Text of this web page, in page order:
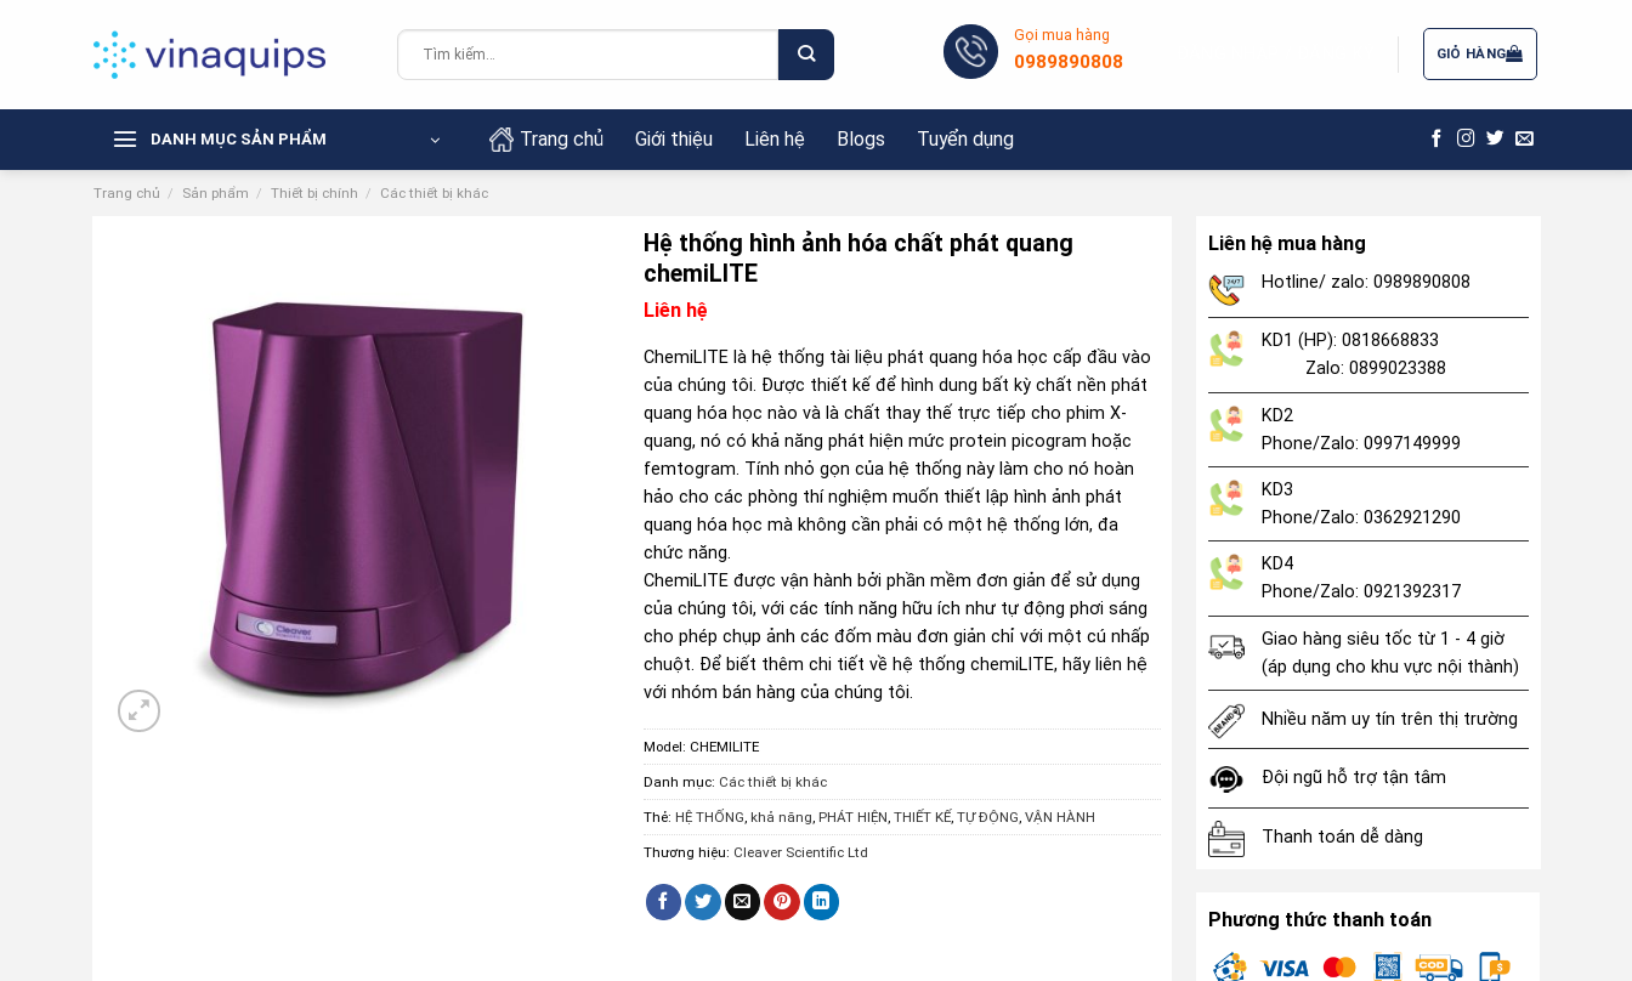
Tìm
kiếm:
Gọi mua hàng
0989890808 GIỎ HÀNG
DANH MỤC SẢN PHẨM Trang chủ Giới thiệu Liên hệ Blogs Tuyển dụng
Trang chủ / Sản phẩm / Thiết bị chính / Các thiết bị khác
Hệ thống hình ảnh hóa chất phát quang
chemiLITE
Liên hệ
ChemiLITE là hệ thống tài liệu phát quang hóa học cấp đầu vào
của chúng tôi. Được thiết kế để hình dung bất kỳ chất nền phát
quang hóa học nào và là chất thay thế trực tiếp cho phim X-
quang, nó có khả năng phát hiện mức protein picogram hoặc
femtogram. Tính nhỏ gọn của hệ thống này làm cho nó hoàn
hảo cho các phòng thí nghiệm muốn thiết lập hình ảnh phát
quang hóa học mà không cần phải có một hệ thống lớn, đa
chức năng.
ChemiLITE được vận hành bởi phần mềm đơn giản để sử dụng
của chúng tôi, với các tính năng hữu ích như tự động phơi sáng
cho phép chụp ảnh các đốm màu đơn giản chỉ với một cú nhấp
chuột. Để biết thêm chi tiết về hệ thống chemiLITE, hãy liên hệ
với nhóm bán hàng của chúng tôi.
Model: CHEMILITE
Danh mục: Các thiết bị khác
Thẻ: HỆ THỐNG, khả năng, PHÁT HIỆN,THIẾT KẾ,TỰ ĐỘNG,VẬN HÀNH
Thương hiệu: Cleaver Scientific Ltd
Liên hệ mua hàng
Hotline/ zalo: 0989890808
KD1 (HP): 0818668833
Zalo: 0899023388
KD2
Phone/Zalo: 0997149999
KD3
Phone/Zalo: 0362921290
KD4
Phone/Zalo: 0921392317
Giao hàng siêu tốc từ 1 - 4 giờ
(áp dụng cho khu vực nội thành)
Nhiều năm uy tín trên thị trường
Đội ngũ hỗ trợ tận tâm
Thanh toán dễ dàng
Phương thức thanh toán